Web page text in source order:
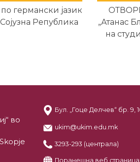
германски јазик
Република
„Атанас
на
во
Бул. „Гоце Делчев“ бр.
ukim@ukim.edu.mk
3293-293 (централа)
Поранешна веб страница: